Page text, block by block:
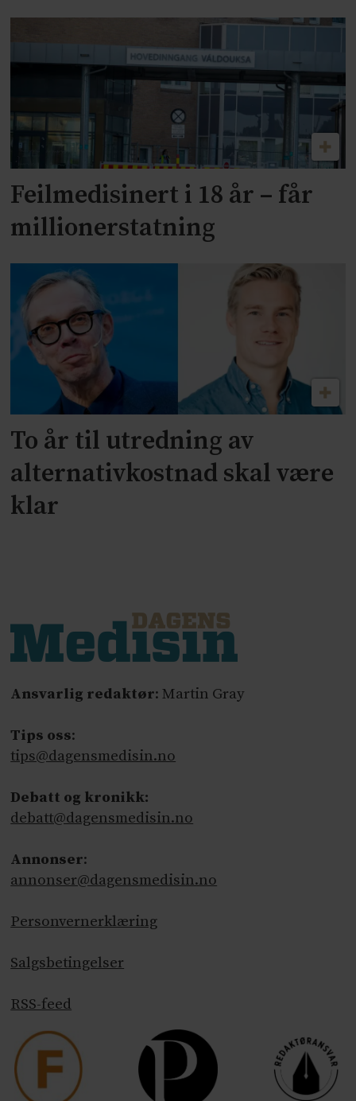
Feilmedisinert i 18 år – får
millionerstatning
To år til utredning av
alternativkostnad skal være
klar
Ansvarlig redaktør: Martin Gray
Tips oss:
tips@dagensmedisin.no
Debatt og kronikk:
debatt@dagensmedisin.no
Annonser:
annonser@dagensmedisin.no
Personvernerklæring
Salgsbetingelser
RSS-feed